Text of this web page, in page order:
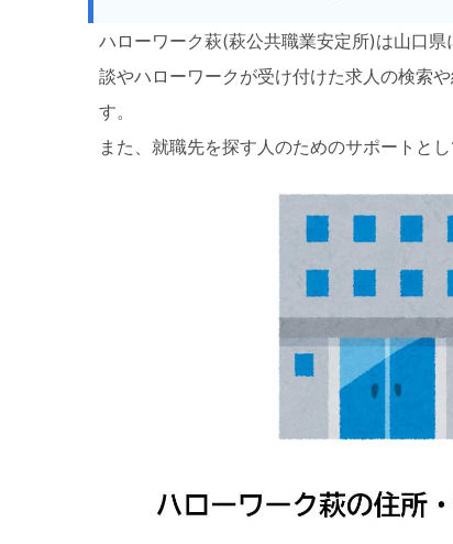
ハローワーク萩(萩公共職業安定所)は山口
談やハローワークが受け付けた求人の検索
す。
また、就職先を探す人のためのサポートと